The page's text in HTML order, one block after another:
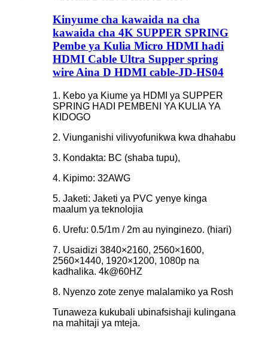
Kinyume cha kawaida na cha
kawaida cha 4K SUPPER SPRING
Pembe ya Kulia Micro HDMI hadi
HDMI Cable Ultra Supper spring
wire Aina D HDMI cable-JD-HS04
1. Kebo ya Kiume ya HDMI ya SUPPER
SPRING HADI PEMBENI YA KULIA YA
KIDOGO
2. Viunganishi vilivyofunikwa kwa dhahabu
3. Kondakta: BC (shaba tupu),
4. Kipimo: 32AWG
5. Jaketi: Jaketi ya PVC yenye kinga
maalum ya teknolojia
6. Urefu: 0.5/1m / 2m au nyinginezo. (hiari)
7. Usaidizi 3840×2160, 2560×1600,
2560×1440, 1920×1200, 1080p na
kadhalika. 4k@60HZ
8. Nyenzo zote zenye malalamiko ya Rosh
Tunaweza kukubali ubinafsishaji kulingana
na mahitaji ya mteja.